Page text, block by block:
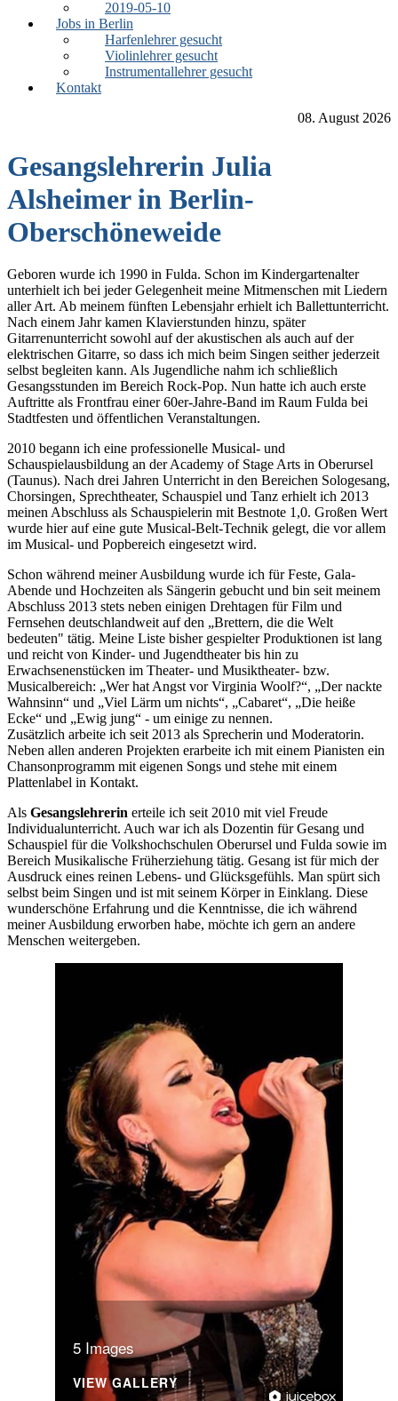
2019-05-10
Jobs in Berlin
Harfenlehrer gesucht
Violinlehrer gesucht
Instrumentallehrer gesucht
Kontakt
08. August 2026
Gesangslehrerin Julia
Alsheimer in Berlin-
Oberschöneweide
Geboren wurde ich 1990 in Fulda. Schon im Kindergartenalter
unterhielt ich bei jeder Gelegenheit meine Mitmenschen mit Liedern
aller Art. Ab meinem fünften Lebensjahr erhielt ich Ballettunterricht.
Nach einem Jahr kamen Klavierstunden hinzu, später
Gitarrenunterricht sowohl auf der akustischen als auch auf der
elektrischen Gitarre, so dass ich mich beim Singen seither jederzeit
selbst begleiten kann. Als Jugendliche nahm ich schließlich
Gesangsstunden im Bereich Rock-Pop. Nun hatte ich auch erste
Auftritte als Frontfrau einer 60er-Jahre-Band im Raum Fulda bei
Stadtfesten und öffentlichen Veranstaltungen.
2010 begann ich eine professionelle Musical- und
Schauspielausbildung an der Academy of Stage Arts in Oberursel
(Taunus). Nach drei Jahren Unterricht in den Bereichen Sologesang,
Chorsingen, Sprechtheater, Schauspiel und Tanz erhielt ich 2013
meinen Abschluss als Schauspielerin mit Bestnote 1,0. Großen Wert
wurde hier auf eine gute Musical-Belt-Technik gelegt, die vor allem
im Musical- und Popbereich eingesetzt wird.
Schon während meiner Ausbildung wurde ich für Feste, Gala-
Abende und Hochzeiten als Sängerin gebucht und bin seit meinem
Abschluss 2013 stets neben einigen Drehtagen für Film und
Fernsehen deutschlandweit auf den „Brettern, die die Welt
bedeuten" tätig. Meine Liste bisher gespielter Produktionen ist lang
und reicht von Kinder- und Jugendtheater bis hin zu
Erwachsenenstücken im Theater- und Musiktheater- bzw.
Musicalbereich: „Wer hat Angst vor Virginia Woolf?“, „Der nackte
Wahnsinn“ und „Viel Lärm um nichts“, „Cabaret“, „Die heiße
Ecke“ und „Ewig jung“ - um einige zu nennen.
Zusätzlich arbeite ich seit 2013 als Sprecherin und Moderatorin.
Neben allen anderen Projekten erarbeite ich mit einem Pianisten ein
Chansonprogramm mit eigenen Songs und stehe mit einem
Plattenlabel in Kontakt.
Als Gesangslehrerin erteile ich seit 2010 mit viel Freude
Individualunterricht. Auch war ich als Dozentin für Gesang und
Schauspiel für die Volkshochschulen Oberursel und Fulda sowie im
Bereich Musikalische Früherziehung tätig. Gesang ist für mich der
Ausdruck eines reinen Lebens- und Glücksgefühls. Man spürt sich
selbst beim Singen und ist mit seinem Körper in Einklang. Diese
wunderschöne Erfahrung und die Kenntnisse, die ich während
meiner Ausbildung erworben habe, möchte ich gern an andere
Menschen weitergeben.
5 Images
VIEW GALLERY